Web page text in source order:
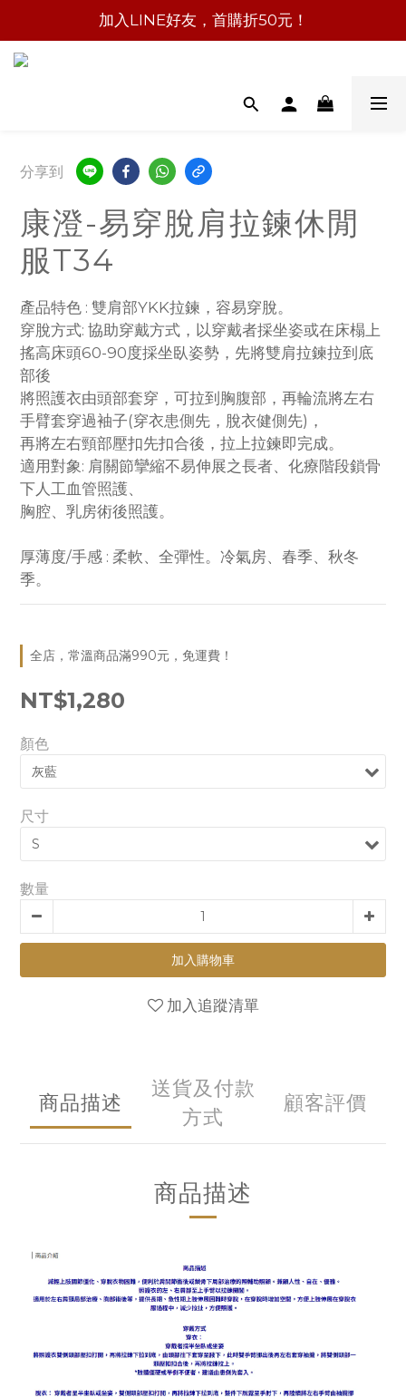
加入LINE好友，首購折50元！
分享到
康澄-易穿脫肩拉鍊休閒
服T34
產品特色 : 雙肩部YKK拉鍊，容易穿脫。
穿脫方式: 協助穿戴方式，以穿戴者採坐姿或在床榻上
搖高床頭60-90度採坐臥姿勢，先將雙肩拉鍊拉到底
部後
將照護衣由頭部套穿，可拉到胸腹部，再輪流將左右
手臂套穿過袖子(穿衣患側先，脫衣健側先)，
再將左右頸部壓扣先扣合後，拉上拉鍊即完成。
適用對象: 肩關節攣縮不易伸展之長者、化療階段鎖骨
下人工血管照護、
胸腔、乳房術後照護。
厚薄度/手感 : 柔軟、全彈性。冷氣房、春季、秋冬
季。
全店，常溫商品滿990元，免運費！
NT$1,280
顏色
尺寸
數量
加入購物車
加入追蹤清單
商品描述
送貨及付款
方式
顧客評價
商品描述